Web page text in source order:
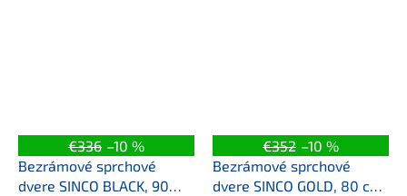
€336 –10 %
Bezrámové sprchové
dvere SINCO BLACK, 90
€352 –10 %
Bezrámové sprchové
dvere SINCO GOLD, 80 cm,